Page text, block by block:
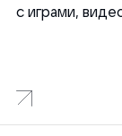
с играми,